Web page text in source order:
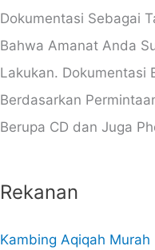
Dokumentasi Sebagai
Bahwa Amanat Anda
Lakukan. Dokumentasi
Berdasarkan
Berupa CD dan Juga
Rekanan
Kambing Aqiqah Murah